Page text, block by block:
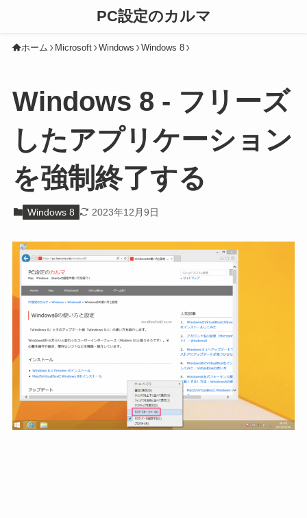
PC設定のカルマ
ホーム Microsoft Windows Windows 8
Windows 8 - フリーズ
したアプリケーション
を強制終了する
Windows 8 2023年12月9日